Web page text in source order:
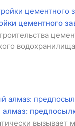
цементного
вызывает